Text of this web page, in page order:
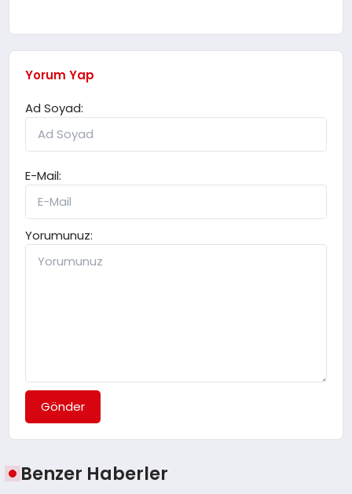
Yorum Yap
Ad Soyad:
E-Mail:
Yorumunuz:
Gönder
Benzer Haberler